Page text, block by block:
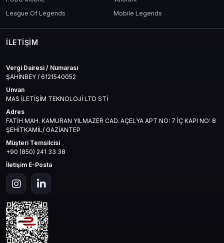
League Of Legends
Mobile Legends
İLETIŞIM
Vergi Dairesi / Numarası
ŞAHİNBEY / 6121540052
Unvan
MAS İLETİŞİM TEKNOLOJİ LTD STİ
Adres
FATİH MAH. KAMURAN YILMAZER CAD. AÇELYA APT NO: 7 İÇ KAPI NO: 8
ŞEHİTKAMİL/ GAZİANTEP
Müşteri Temsilcisi
+90 (850) 241 33 38
İletişim E-Posta